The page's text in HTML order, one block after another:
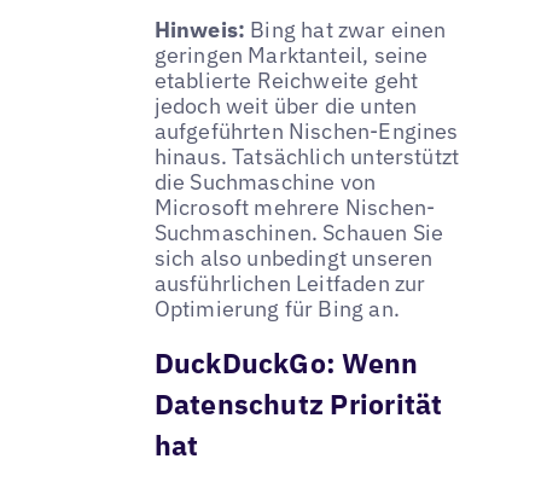
Hinweis: Bing hat zwar einen
geringen Marktanteil, seine
etablierte Reichweite geht
jedoch weit über die unten
aufgeführten Nischen-Engines
hinaus. Tatsächlich unterstützt
die Suchmaschine von
Microsoft mehrere Nischen-
Suchmaschinen. Schauen Sie
sich also unbedingt unseren
ausführlichen Leitfaden zur
Optimierung für Bing an.
DuckDuckGo: Wenn
Datenschutz Priorität
hat